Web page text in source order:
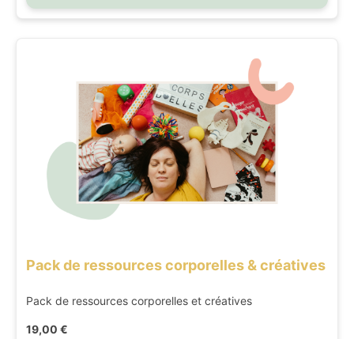
Pack de ressources corporelles & créatives
Pack de ressources corporelles et créatives
19,00 €